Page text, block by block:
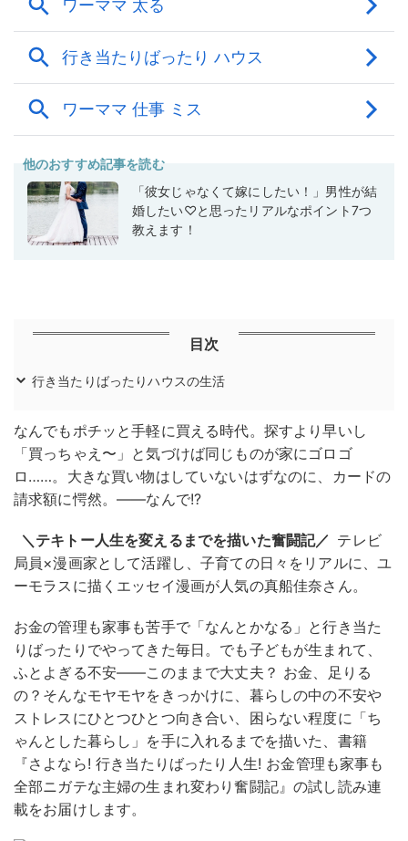
他のおすすめ記事を読む
「彼女じゃなくて嫁にしたい！」男性が結
婚したい♡と思ったリアルなポイント7つ
教えます！
目次
行き当たりばったりハウスの生活
なんでもポチッと手軽に買える時代。探すより早いし
「買っちゃえ〜」と気づけば同じものが家にゴロゴ
ロ……。大きな買い物はしていないはずなのに、カードの
請求額に愕然。——なんで!?
＼テキトー人生を変えるまでを描いた奮闘記／ テレビ
局員×漫画家として活躍し、子育ての日々をリアルに、ユ
ーモラスに描くエッセイ漫画が人気の真船佳奈さん。
お金の管理も家事も苦手で「なんとかなる」と行き当た
りばったりでやってきた毎日。でも子どもが生まれて、
ふとよぎる不安——このままで大丈夫？ お金、足りる
の？そんなモヤモヤをきっかけに、暮らしの中の不安や
ストレスにひとつひとつ向き合い、困らない程度に「ち
ゃんとした暮らし」を手に入れるまでを描いた、書籍
『さよなら! 行き当たりばったり人生! お金管理も家事も
全部ニガテな主婦の生まれ変わり奮闘記』の試し読み連
載をお届けします。